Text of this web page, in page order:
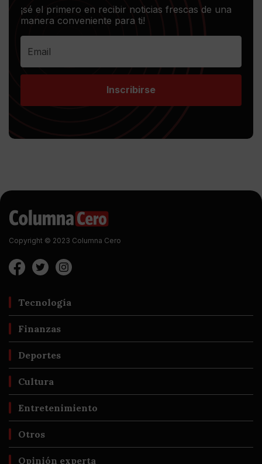
¡sé el primero en recibir noticias frescas de una
manera conveniente para ti!
Inscribirse
Copyright © 2023 Columna Cero
Tecnología
Finanzas
Deportes
Cultura
Entretenimiento
Otros
Opinión experta